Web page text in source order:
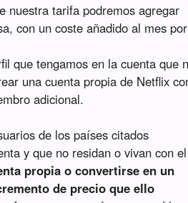
nuestra tarifa podremos agregar
con un coste añadido al mes por
que tengamos en la cuenta que
una cuenta propia de Netflix
adicional.
de los países citados
y que no residan o vivan con el
propia o convertirse en un
de precio que ello